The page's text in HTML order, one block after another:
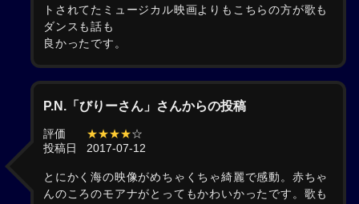
トされてたミュージカル映画よりもこちらの方が歌も
ダンスも話も
良かったです。
P.N.「びりーさん」さんからの投稿
評価 ★★★★☆
投稿日
2017-07-12
とにかく海の映像がめちゃくちゃ綺麗で感動。赤ちゃ
んのころのモアナがとってもかわいかったです。歌も